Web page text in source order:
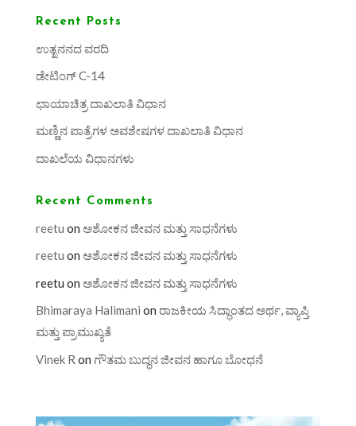
Recent Posts
ಉತ್ಖನನದ ವರದಿ
ಡೇಟಿಂಗ್ C-14
ಛಾಯಾಚಿತ್ರ ದಾಖಲಾತಿ ವಿಧಾನ
ಮಣ್ಣಿನ ಪಾತ್ರೆಗಳ ಅವಶೇಷಗಳ ದಾಖಲಾತಿ ವಿಧಾನ
ದಾಖಲೆಯ ವಿಧಾನಗಳು
Recent Comments
reetu on ಅಶೋಕನ ಜೀವನ ಮತ್ತು ಸಾಧನೆಗಳು
reetu on ಅಶೋಕನ ಜೀವನ ಮತ್ತು ಸಾಧನೆಗಳು
reetu on ಅಶೋಕನ ಜೀವನ ಮತ್ತು ಸಾಧನೆಗಳು
Bhimaraya Halimani on ರಾಜಕೀಯ ಸಿದ್ಧಾಂತದ ಅರ್ಥ, ವ್ಯಾಪ್ತಿ
ಮತ್ತು ಪ್ರಾಮುಖ್ಯತೆ
Vinek R on ಗೌತಮ ಬುದ್ಧನ ಜೀವನ ಹಾಗೂ ಬೋಧನೆ